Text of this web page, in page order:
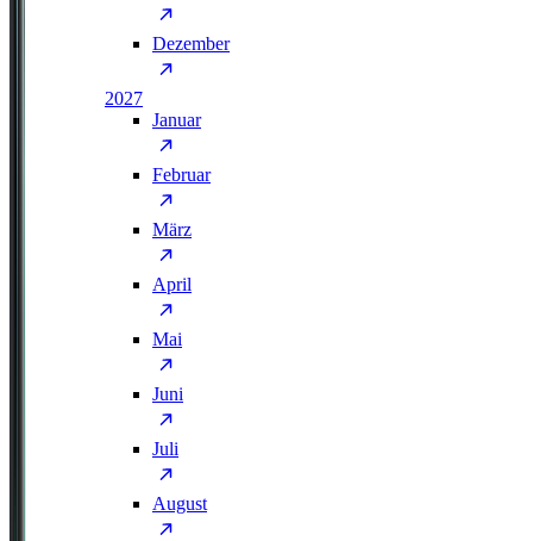
Dezember
2027
Januar
Februar
März
April
Mai
Juni
Juli
August